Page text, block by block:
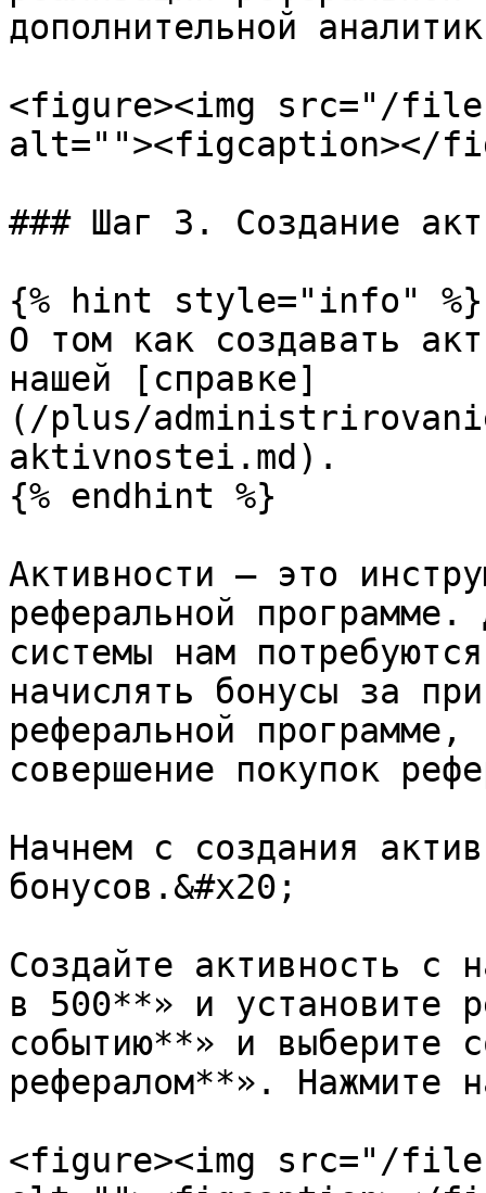
дополнительной
<figure><img src="/files/
alt=""><figcaption></
### Шаг 3. Создание
{% hint style="info" %}
О том как создавать
нашей [справке]
(/plus/
aktivnostei.md).
{% endhint %}
Активности – это
реферальной программе.
системы нам
начислять бонусы за
реферальной
совершение покупок
Начнем с создания
бонусов.&#x20;
Создайте активность с
в 500**» и установите
событию**» и выберите
рефералом**». Нажмите
<figure><img src="/files/